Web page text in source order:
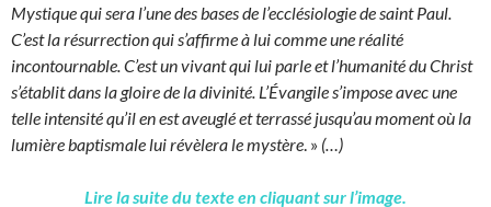
Mystique qui sera l’une des bases de l’ecclésiologie de saint Paul.
C’est la résurrection qui s’affirme à lui comme une réalité
incontournable. C’est un vivant qui lui parle et l’humanité du Christ
s’établit dans la gloire de la divinité. L’Évangile s’impose avec une
telle intensité qu’il en est aveuglé et terrassé jusqu’au moment où la
lumière baptismale lui révèlera le mystère. » (…)
Lire la suite du texte en cliquant sur l’image.